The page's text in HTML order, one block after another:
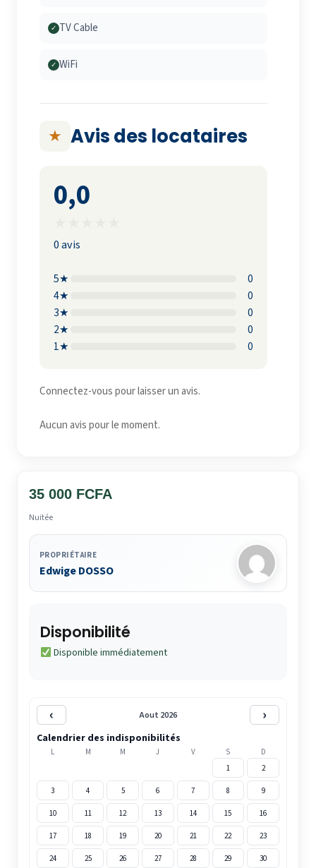
✓ TV Cable
✓ WiFi
★ Avis des locataires
0,0
0 avis
5★
0
4★
0
3★
0
2★
0
1★
0
Connectez-vous pour laisser un avis.
Aucun avis pour le moment.
35 000 FCFA
Nuitée
PROPRIÉTAIRE
Edwige DOSSO
Disponibilité
Disponible immédiatement
‹ Aout 2026 ›
Calendrier des indisponibilités
L M M J V S
D
1
2
3 4 5 6 7 8 9
10 11 12 13 14 15 16
17 18 19 20 21 22 23
24 25 26 27 28 29 30